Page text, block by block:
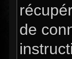
de